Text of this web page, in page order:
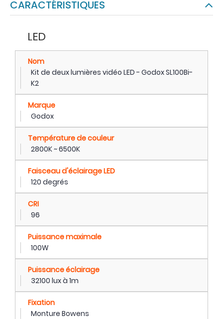
CARACTÉRISTIQUES
LED
Nom
Kit de deux lumières vidéo LED - Godox SL100Bi-
K2
Marque
Godox
Température de couleur
2800K ~ 6500K
Faisceau d'éclairage LED
120 degrés
CRI
96
Puissance maximale
100W
Puissance éclairage
32100 lux à 1m
Fixation
Monture Bowens